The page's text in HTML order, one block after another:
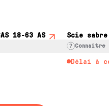
ABAS 18-63 AS Scie sabre
Délai à